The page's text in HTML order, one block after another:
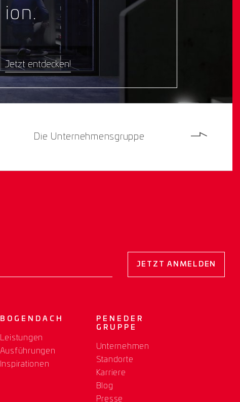
ion.
Jetzt entdecken!
Die Unternehmensgruppe
JETZT ANMELDEN
BOGENDACH
Leistungen
Ausführungen
Inspirationen
PENEDER
GRUPPE
Unternehmen
Standorte
Karriere
Blog
Presse